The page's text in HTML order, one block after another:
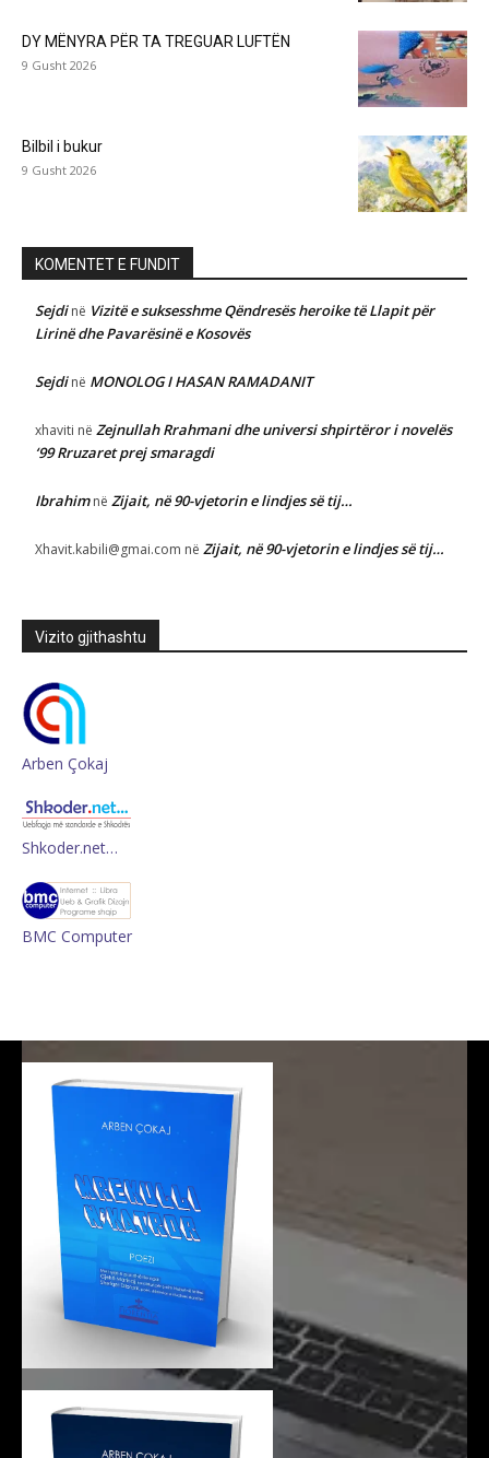
DY MËNYRA PËR TA TREGUAR LUFTËN
9 Gusht 2026
Bilbil i bukur
9 Gusht 2026
KOMENTET E FUNDIT
Sejdinë Vizitë e suksesshme Qëndresës heroike të Llapit për
Lirinë dhe Pavarësinë e Kosovës
Sejdinë MONOLOG I HASAN RAMADANIT
xhaviti në Zejnullah Rrahmani dhe universi shpirtëror i novelës
‘99 Rruzaret prej smaragdi
Ibrahimnë Zijait, në 90-vjetorin e lindjes së tij…
Xhavit.kabili@gmai.com në Zijait, në 90-vjetorin e lindjes së tij…
Vizito gjithashtu
Arben Çokaj
Shkoder.net…
BMC Computer